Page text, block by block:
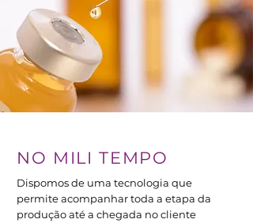
NO MILI TEMPO
Dispomos de uma tecnologia que
permite acompanhar toda a etapa da
produção até a chegada no cliente